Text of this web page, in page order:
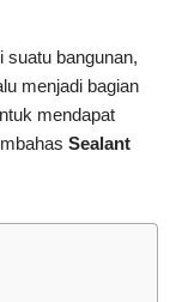
suatu bangunan,
menjadi bagian
mendapat
Sealant